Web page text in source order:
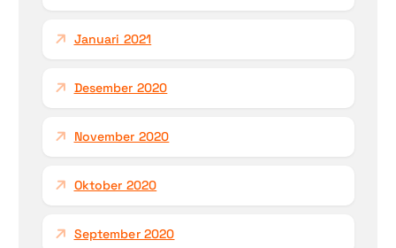
Januari 2021
Desember 2020
November 2020
Oktober 2020
September 2020